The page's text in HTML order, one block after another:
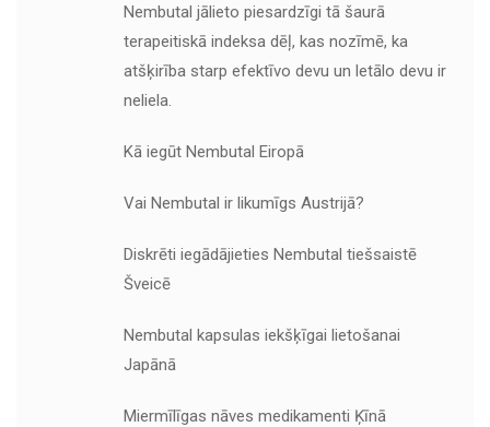
Nembutal jālieto piesardzīgi tā šaurā
terapeitiskā indeksa dēļ, kas nozīmē, ka
atšķirība starp efektīvo devu un letālo devu ir
neliela.
Kā iegūt Nembutal Eiropā
Vai Nembutal ir likumīgs Austrijā?
Diskrēti iegādājieties Nembutal tiešsaistē
Šveicē
Nembutal kapsulas iekšķīgai lietošanai
Japānā
Miermīlīgas nāves medikamenti Ķīnā